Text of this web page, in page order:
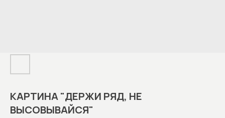
КАРТИНА "ДЕРЖИ РЯД, НЕ
ВЫСОВЫВАЙСЯ"